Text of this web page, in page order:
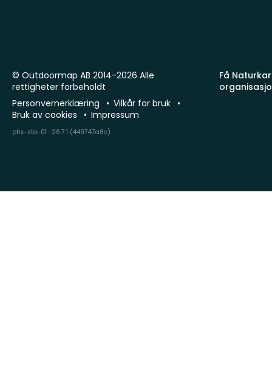
Få
© Outdoormap AB 2014-2026 Alle
rettigheter forbeholdt
Personvernerklæring
Vilkår for bruk
Bruk av cookies
Impressum
phx-sto-01 · 26.7.1 (449747a8c)